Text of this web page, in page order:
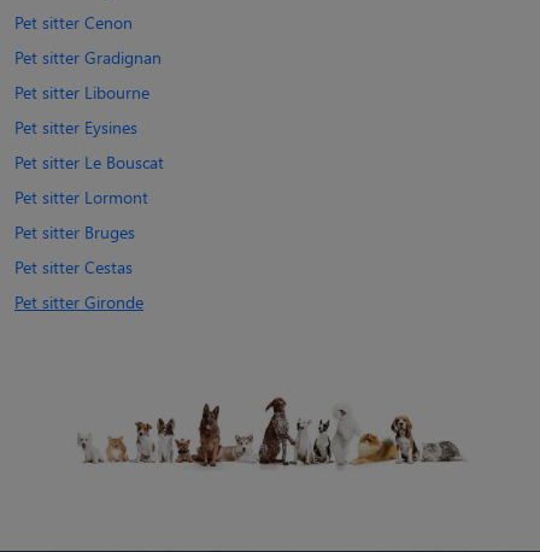
Pet sitter Cenon
Pet sitter Gradignan
Pet sitter Libourne
Pet sitter Eysines
Pet sitter Le Bouscat
Pet sitter Lormont
Pet sitter Bruges
Pet sitter Cestas
Pet sitter Gironde